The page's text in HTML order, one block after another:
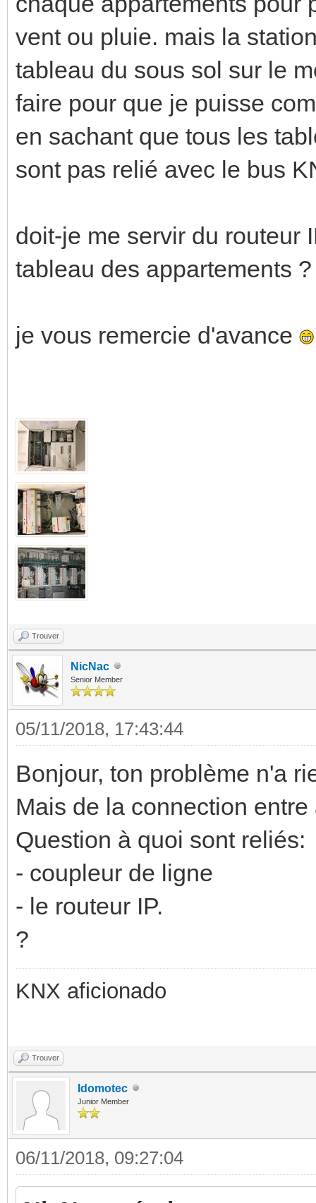
vent ou pluie. mais la
tableau du sous sol sur le
faire pour que je puisse
en sachant que tous les
sont pas relié avec le bus
doit-je me servir du routeur
tableau des appartements ?
je vous remercie d'avance
Trouver
NicNac
Senior Member
05/11/2018, 17:43:44
Bonjour, ton problème n'a
Mais de la connection
Question à quoi sont reliés:
- coupleur de ligne
- le routeur IP.
?
KNX aficionado
Trouver
Idomotec
Junior Member
06/11/2018, 09:27:04